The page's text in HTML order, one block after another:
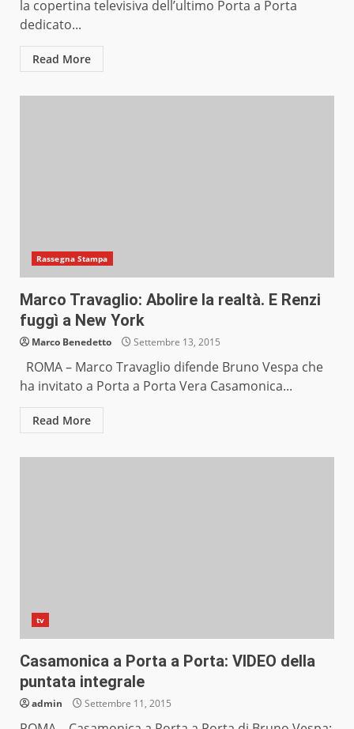
la copertina televisiva dell’ultimo Porta a Porta
dedicato...
Read More
Rassegna Stampa
Marco Travaglio: Abolire la realtà. E Renzi
fuggì a New York
Marco Benedetto Settembre 13, 2015
ROMA – Marco Travaglio difende Bruno Vespa che
ha invitato a Porta a Porta Vera Casamonica...
Read More
tv
Casamonica a Porta a Porta: VIDEO della
puntata integrale
admin Settembre 11, 2015